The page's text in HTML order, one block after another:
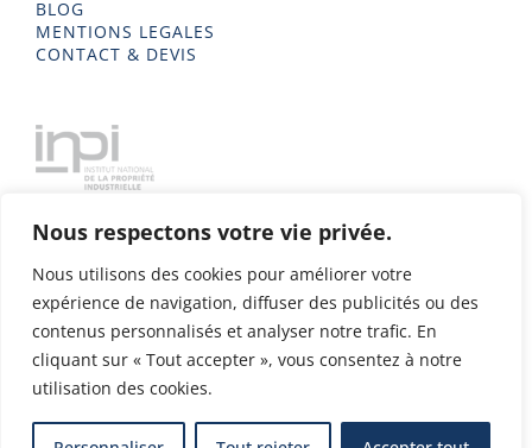
Nous respectons votre vie privée.
Nous utilisons des cookies pour améliorer votre
expérience de navigation, diffuser des publicités ou des
contenus personnalisés et analyser notre trafic. En
cliquant sur « Tout accepter », vous consentez à notre
utilisation des cookies.
BLOG
MENTIONS LEGALES
CONTACT & DEVIS
Delta Metal 2023 - Tous droits réservés - Conception & Design